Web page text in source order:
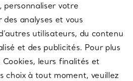
votre
analyses et vous
utilisateurs, du contenu
et des publicités. Pour plus
Cookies, leurs finalités et
choix à tout moment, veuillez